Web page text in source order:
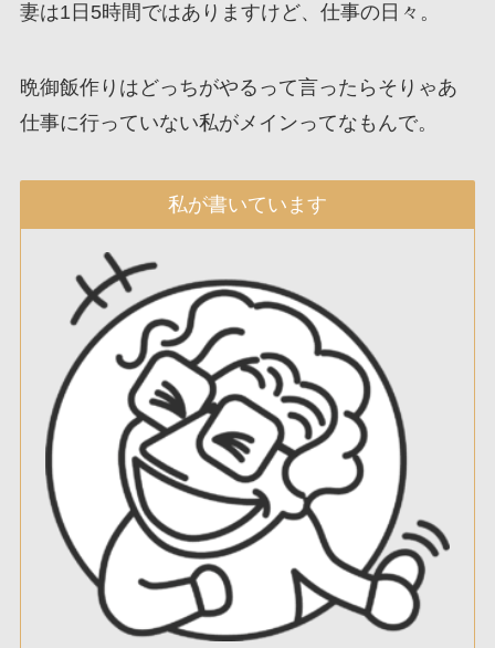
妻は1日5時間ではありますけど、仕事の日々。
晩御飯作りはどっちがやるって言ったらそりゃあ
仕事に行っていない私がメインってなもんで。
私が書いています